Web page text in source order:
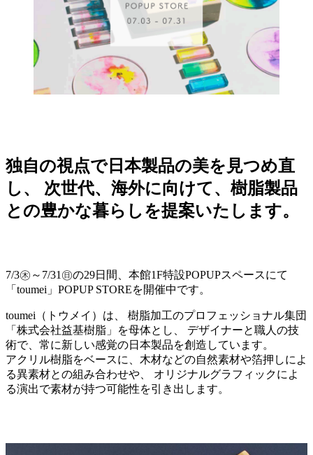
独自の視点で日本製品の美を見つめ直
し、 次世代、海外に向けて、樹脂製品
との豊かな暮らしを提案いたします。
7/3㊍～7/31㊐の29日間、本館1F特設POPUPスペースにて
「toumei」POPUP STOREを開催中です。
toumei（トウメイ）は、 樹脂加工のプロフェッショナル集団
「株式会社益基樹脂」を母体とし、 デザイナーと職人の技
術で、常に新しい感覚の日本製品を創造しています。
アクリル樹脂をベースに、木材などの自然素材や箔押しによ
る異素材との組み合わせや、 オリジナルグラフィックによ
る演出で素材が持つ可能性を引き出します。